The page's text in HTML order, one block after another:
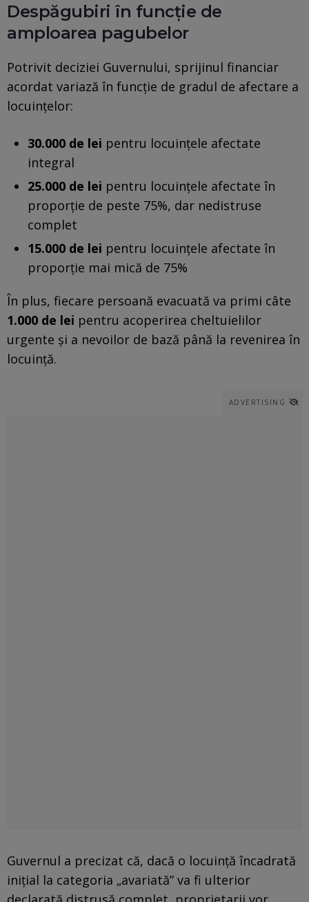
Despăgubiri în funcție de
amploarea pagubelor
Potrivit deciziei Guvernului, sprijinul financiar
acordat variază în funcție de gradul de afectare a
locuințelor:
30.000 de lei pentru locuințele afectate
integral
25.000 de lei pentru locuințele afectate în
proporție de peste 75%, dar nedistruse
complet
15.000 de lei pentru locuințele afectate în
proporție mai mică de 75%
În plus, fiecare persoană evacuată va primi câte
1.000 de lei pentru acoperirea cheltuielilor
urgente și a nevoilor de bază până la revenirea în
locuință.
ADVERTISING
Guvernul a precizat că, dacă o locuință încadrată
inițial la categoria „avariată” va fi ulterior